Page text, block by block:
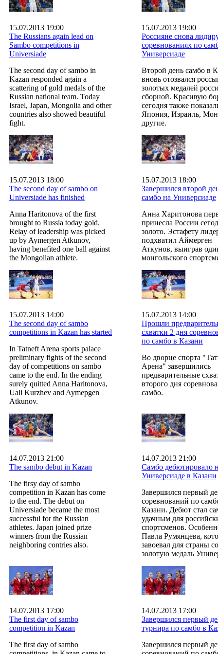
15.07.2013 19:00
The Russians again lead on
Sambo competitions in
Universiade
The second day of sambo in
Kazan responded again a
scattering of gold medals of the
Russian national team. Today
Israel, Japan, Mongolia and other
countries also showed beautiful
fight.
15.07.2013 19:00
Россияне снова
соревнованиях по
Универсиаде
Второй день самбо в
вновь отозвался
золотых медалей
сборной. Красивую
сегодня также
Япония, Израиль,
другие.
15.07.2013 18:00
The second day of sambo on
Universiade has finished
Anna Haritonova of the first
brought to Russia today gold.
Relay of leadership was picked
up by Aymergen Atkunov,
having benefited one ball against
the Mongolian athlete.
15.07.2013 18:00
Завершился второй
самбо на Универсиаде
Анна Харитонова
принесла России
золото. Эстафету
подхватил Аймерген
Аткунов, выиграв
монгольского
15.07.2013 14:00
The second day of sambo
competitions in Kazan has started
In Tatneft Arena sports palace
preliminary fights of the second
day of competitions on sambo
came to the end. In the ending
surely quitted Anna Haritonova,
Uali Kurzhev and Aymepgen
Atkunov.
15.07.2013 14:00
Прошли
схватки 2 дня
по самбо в Казани
Во дворце спорта
Арена" завершились
предварительные
второго дня
самбо.
14.07.2013 21:00
The sambo debut in Kazan
The firsy day of sambo
competition in Kazan has come
to the end. The debut on
Universiade became the most
successful for the Russian
athletes. Japan joined prize
winners from the Russian
neighboring contries also.
14.07.2013 21:00
Самбо дебютировало
Универсиаде в Казани
Завершился первый
соревнований по
Казани. Дебют стал
удачным для
спортсменов.
Павла Румянцева,
завоевал для страны
золотую медаль
14.07.2013 17:00
The first day of sambo
competition in Kazan
The first day of sambo
14.07.2013 17:00
Завершился первый
турнира по самбо в
Завершился первый